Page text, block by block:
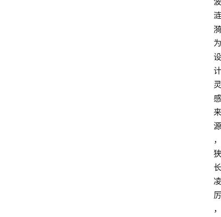
涟
漪
为
设
计
灵
感
来
源
，
狭
长
凌
厉
，